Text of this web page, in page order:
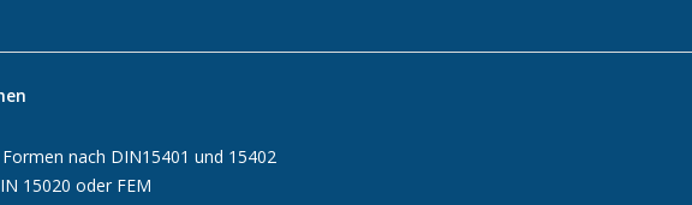
nach DIN15401 und 15402
15020 oder FEM